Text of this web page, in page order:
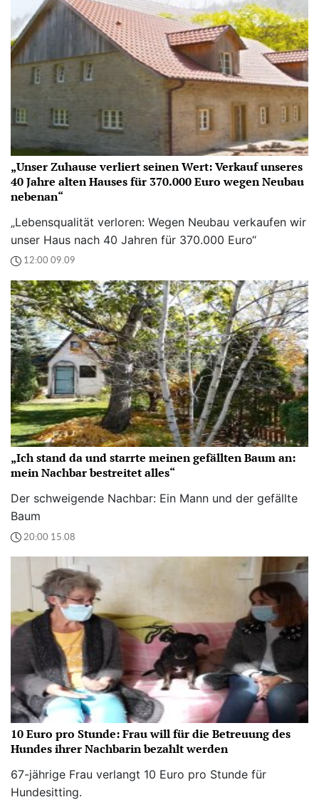
„Unser Zuhause verliert seinen Wert: Verkauf unseres
40 Jahre alten Hauses für 370.000 Euro wegen Neubau
nebenan“
„Lebensqualität verloren: Wegen Neubau verkaufen wir
unser Haus nach 40 Jahren für 370.000 Euro“
12:00 09.09
„Ich stand da und starrte meinen gefällten Baum an:
mein Nachbar bestreitet alles“
Der schweigende Nachbar: Ein Mann und der gefällte
Baum
20:00 15.08
10 Euro pro Stunde: Frau will für die Betreuung des
Hundes ihrer Nachbarin bezahlt werden
67-jährige Frau verlangt 10 Euro pro Stunde für
Hundesitting.